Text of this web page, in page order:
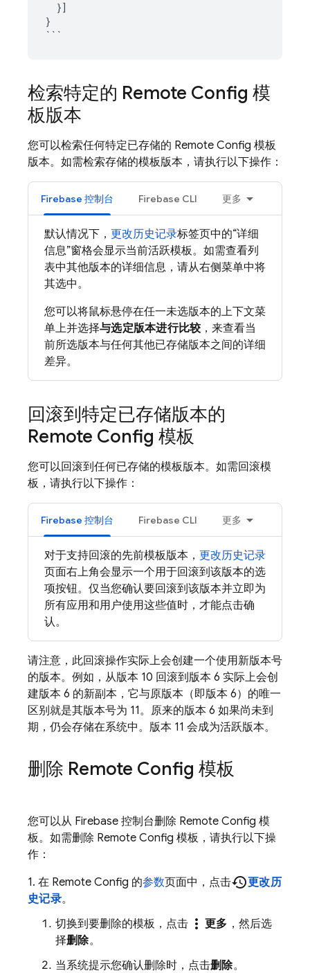
}]
}
```
检索特定的 Remote Config 模
板版本
您可以检索任何特定已存储的 Remote Config 模板
版本。如需检索存储的模板版本，请执行以下操作：
Firebase 控制台 Firebase CLI 更多
默认情况下， 更改历史记录标签页中的“详细
信息”窗格会显示当前活跃模板。如需查看列
表中其他版本的详细信息，请从右侧菜单中将
其选中。
您可以将鼠标悬停在任一未选版本的上下文菜
单上并选择与选定版本进行比较，来查看当
前所选版本与任何其他已存储版本之间的详细
差异。
回滚到特定已存储版本的
Remote Config 模板
您可以回滚到任何已存储的模板版本。如需回滚模
板，请执行以下操作：
Firebase 控制台 Firebase CLI 更多
对于支持回滚的先前模板版本， 更改历史记录
页面右上角会显示一个用于回滚到该版本的选
项按钮。仅当您确认要回滚到该版本并立即为
所有应用和用户使用这些值时，才能点击确
认。
请注意，此回滚操作实际上会创建一个使用新版本号
的版本。例如，从版本 10 回滚到版本 6 实际上会创
建版本 6 的新副本，它与原版本（即版本 6）的唯一
区别就是其版本号为 11。原来的版本 6 如果尚未到
期，仍会存储在系统中。版本 11 会成为活跃版本。
删除 Remote Config 模板
您可以从 Firebase 控制台删除 Remote Config 模
板。如需删除 Remote Config 模板，请执行以下操
作：
1. 在 Remote Config 的参数页面中，点击history更改历
史记录。
切换到要删除的模板，点击 more_vert 更多 ，然后选
择删除。
当系统提示您确认删除时，点击删除。